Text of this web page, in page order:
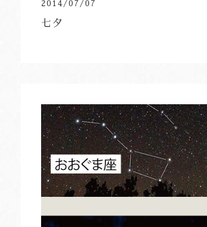
2014/07/07
七夕